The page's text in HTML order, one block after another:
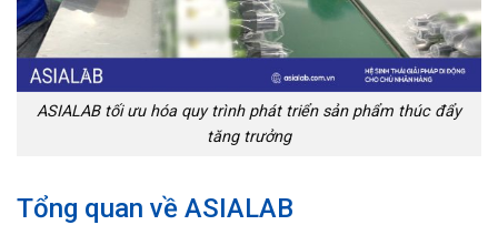
ASIALAB tối ưu hóa quy trình phát triển sản phẩm thúc đẩy
tăng trưởng
Tổng quan về ASIALAB